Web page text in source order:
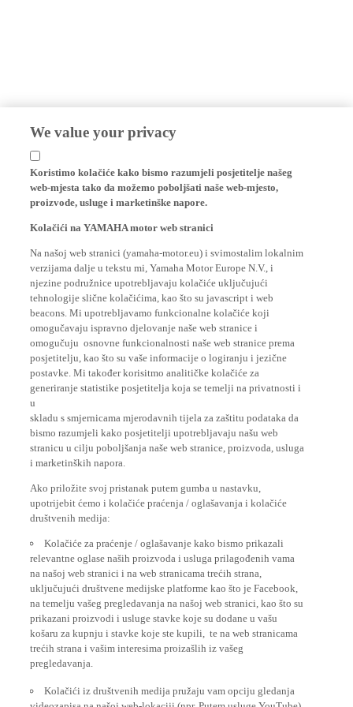
We value your privacy
Koristimo kolačiće kako bismo razumjeli posjetitelje našeg
web-mjesta tako da možemo poboljšati naše web-mjesto,
proizvode, usluge i marketinške napore.
Kolačići na YAMAHA motor web stranici
Na našoj web stranici (yamaha-motor.eu) i svimostalim lokalnim
verzijama dalje u tekstu mi, Yamaha Motor Europe N.V., i
njezine podružnice upotrebljavaju kolačiće uključujući
tehnologije slične kolačićima, kao što su javascript i web
beacons. Mi upotrebljavamo funkcionalne kolačiće koji
omogučavaju ispravno djelovanje naše web stranice i
omogučuju osnovne funkcionalnosti naše web stranice prema
posjetitelju, kao što su vaše informacije o logiranju i jezične
postavke. Mi također korisitmo analitičke kolačiće za
generiranje statistike posjetitelja koja se temelji na privatnosti i
u
skladu s smjernicama mjerodavnih tijela za zaštitu podataka da
bismo razumjeli kako posjetitelji upotrebljavaju našu web
stranicu u cilju poboljšanja naše web stranice, proizvoda, usluga
i marketinških napora.
Ako priložite svoj pristanak putem gumba u nastavku,
upotrijebit ćemo i kolačiće praćenja / oglašavanja i kolačiće
društvenih medija:
Kolačiće za praćenje / oglašavanje kako bismo prikazali
relevantne oglase naših proizvoda i usluga prilagođenih vama
na našoj web stranici i na web stranicama trećih strana,
uključujući društvene medijske platforme kao što je Facebook,
na temelju vašeg pregledavanja na našoj web stranici, kao što su
prikazani proizvodi i usluge stavke koje su dodane u vašu
košaru za kupnju i stavke koje ste kupili, te na web stranicama
trećih strana i vašim interesima proizašlih iz vašeg
pregledavanja.
Kolačići iz društvenih medija pružaju vam opciju gledanja
videozapisa na našoj web-lokaciji (npr. Putem usluge YouTube),